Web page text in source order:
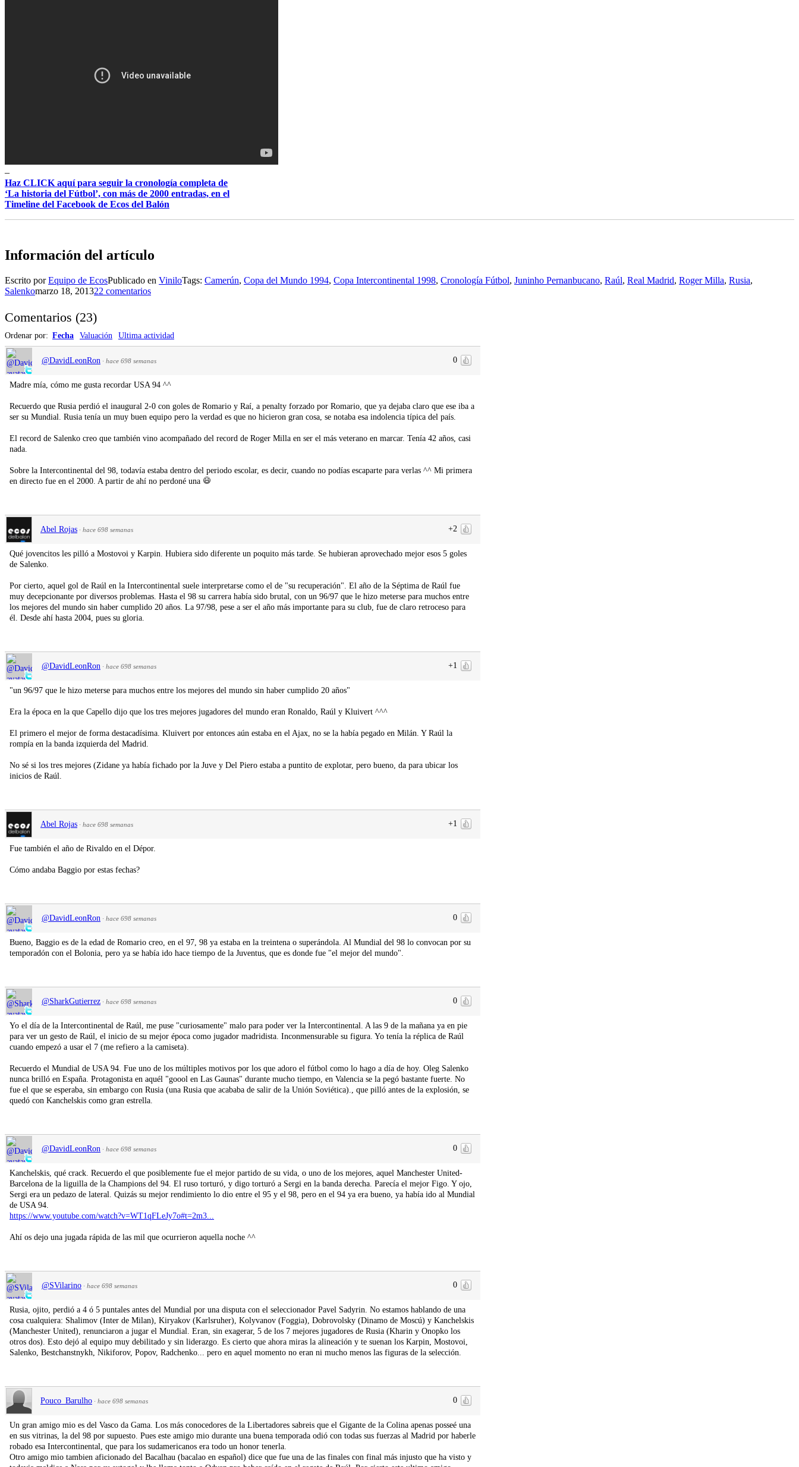
–
Haz CLICK aquí para seguir la cronología completa de
‘La historia del Fútbol’, con más de 2000 entradas, en el
Timeline del Facebook de Ecos del Balón
Información del artículo
Escrito porEquipo de EcosPublicado en ViniloTags: Camerún, Copa del Mundo 1994, Copa Intercontinental 1998, Cronología Fútbol, Juninho Pernanbucano, Raúl, Real Madrid, Roger Milla, Rusia,
Salenkomarzo 18, 201322 comentarios
Comentarios (23)
Ordenar por: Fecha Valuación Ultima actividad
0
@DavidLeonRon · hace 698 semanas
Madre mía, cómo me gusta recordar USA 94 ^^
Recuerdo que Rusia perdió el inaugural 2-0 con goles de Romario y Raí, a penalty forzado por Romario, que ya dejaba claro que ese iba a
ser su Mundial. Rusia tenía un muy buen equipo pero la verdad es que no hicieron gran cosa, se notaba esa indolencia típica del país.
El record de Salenko creo que también vino acompañado del record de Roger Milla en ser el más veterano en marcar. Tenía 42 años, casi
nada.
Sobre la Intercontinental del 98, todavía estaba dentro del periodo escolar, es decir, cuando no podías escaparte para verlas ^^ Mi primera
en directo fue en el 2000. A partir de ahí no perdoné una
+2
Abel Rojas · hace 698 semanas
Qué jovencitos les pilló a Mostovoi y Karpin. Hubiera sido diferente un poquito más tarde. Se hubieran aprovechado mejor esos 5 goles
de Salenko.
Por cierto, aquel gol de Raúl en la Intercontinental suele interpretarse como el de "su recuperación". El año de la Séptima de Raúl fue
muy decepcionante por diversos problemas. Hasta el 98 su carrera había sido brutal, con un 96/97 que le hizo meterse para muchos entre
los mejores del mundo sin haber cumplido 20 años. La 97/98, pese a ser el año más importante para su club, fue de claro retroceso para
él. Desde ahí hasta 2004, pues su gloria.
+1
@DavidLeonRon · hace 698 semanas
"un 96/97 que le hizo meterse para muchos entre los mejores del mundo sin haber cumplido 20 años"
Era la época en la que Capello dijo que los tres mejores jugadores del mundo eran Ronaldo, Raúl y Kluivert ^^^
El primero el mejor de forma destacadísima. Kluivert por entonces aún estaba en el Ajax, no se la había pegado en Milán. Y Raúl la
rompía en la banda izquierda del Madrid.
No sé si los tres mejores (Zidane ya había fichado por la Juve y Del Piero estaba a puntito de explotar, pero bueno, da para ubicar los
inicios de Raúl.
+1
Abel Rojas · hace 698 semanas
Fue también el año de Rivaldo en el Dépor.
Cómo andaba Baggio por estas fechas?
0
@DavidLeonRon · hace 698 semanas
Bueno, Baggio es de la edad de Romario creo, en el 97, 98 ya estaba en la treintena o superándola. Al Mundial del 98 lo convocan por su
temporadón con el Bolonia, pero ya se había ido hace tiempo de la Juventus, que es donde fue "el mejor del mundo".
0
@SharkGutierrez · hace 698 semanas
Yo el día de la Intercontinental de Raúl, me puse "curiosamente" malo para poder ver la Intercontinental. A las 9 de la mañana ya en pie
para ver un gesto de Raúl, el inicio de su mejor época como jugador madridista. Inconmensurable su figura. Yo tenía la réplica de Raúl
cuando empezó a usar el 7 (me refiero a la camiseta).
Recuerdo el Mundial de USA 94. Fue uno de los múltiples motivos por los que adoro el fútbol como lo hago a día de hoy. Oleg Salenko
nunca brilló en España. Protagonista en aquél "goool en Las Gaunas" durante mucho tiempo, en Valencia se la pegó bastante fuerte. No
fue el que se esperaba, sin embargo con Rusia (una Rusia que acababa de salir de la Unión Soviética)., que pilló antes de la explosión, se
quedó con Kanchelskis como gran estrella.
0
@DavidLeonRon · hace 698 semanas
Kanchelskis, qué crack. Recuerdo el que posiblemente fue el mejor partido de su vida, o uno de los mejores, aquel Manchester United-
Barcelona de la liguilla de la Champions del 94. El ruso torturó, y digo torturó a Sergi en la banda derecha. Parecía el mejor Figo. Y ojo,
Sergi era un pedazo de lateral. Quizás su mejor rendimiento lo dio entre el 95 y el 98, pero en el 94 ya era bueno, ya había ido al Mundial
de USA 94.
https://www.youtube.com/watch?v=WT1qFLeJy7o#t=2m3...
Ahí os dejo una jugada rápida de las mil que ocurrieron aquella noche ^^
0
@SVilarino · hace 698 semanas
Rusia, ojito, perdió a 4 ó 5 puntales antes del Mundial por una disputa con el seleccionador Pavel Sadyrin. No estamos hablando de una
cosa cualquiera: Shalimov (Inter de Milan), Kiryakov (Karlsruher), Kolyvanov (Foggia), Dobrovolsky (Dinamo de Moscú) y Kanchelskis
(Manchester United), renunciaron a jugar el Mundial. Eran, sin exagerar, 5 de los 7 mejores jugadores de Rusia (Kharin y Onopko los
otros dos). Esto dejó al equipo muy debilitado y sin liderazgo. Es cierto que ahora miras la alineación y te suenan los Karpin, Mostovoi,
Salenko, Bestchanstnykh, Nikiforov, Popov, Radchenko... pero en aquel momento no eran ni mucho menos las figuras de la selección.
0
Pouco_Barulho · hace 698 semanas
Un gran amigo mio es del Vasco da Gama. Los más conocedores de la Libertadores sabreis que el Gigante de la Colina apenas posseé una
en sus vitrinas, la del 98 por supuesto. Pues este amigo mio durante una buena temporada odió con todas sus fuerzas al Madrid por haberle
robado esa Intercontinental, que para los sudamericanos era todo un honor tenerla.
Otro amigo mio tambien aficionado del Bacalhau (bacalao en español) dice que fue una de las finales con final más injusto que ha visto y